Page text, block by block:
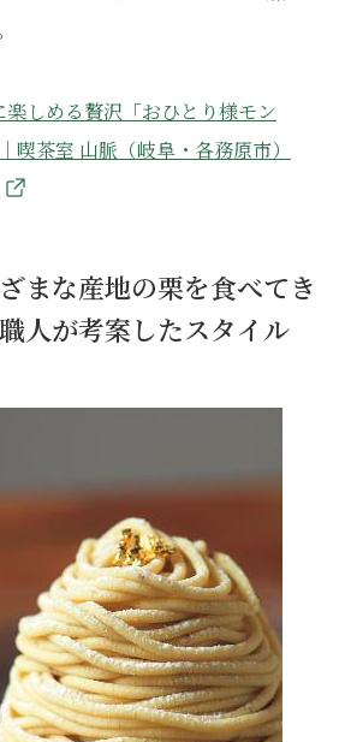
しめる贅沢「おひとり様モン
喫茶室 山脈（岐阜・各務原市）
まな産地の栗を食べてき
人が考案したスタイル